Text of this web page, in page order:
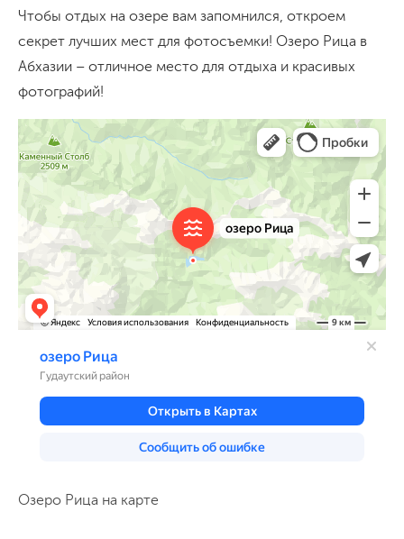
Чтобы отдых на озере вам запомнился, откроем
секрет лучших мест для фотосъемки! Озеро Рица в
Абхазии – отличное место для отдыха и красивых
фотографий!
Яндекс Карты
Озеро Рица — Яндекс Карты
Озеро Рица на карте